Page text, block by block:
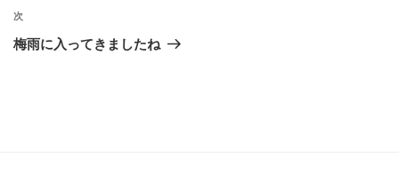
ビ
ゲ
稿
次
の
次
梅雨に入ってきましたね